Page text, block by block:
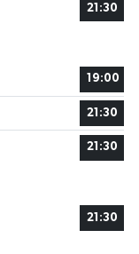
21:30
19:00
21:30
21:30
21:30